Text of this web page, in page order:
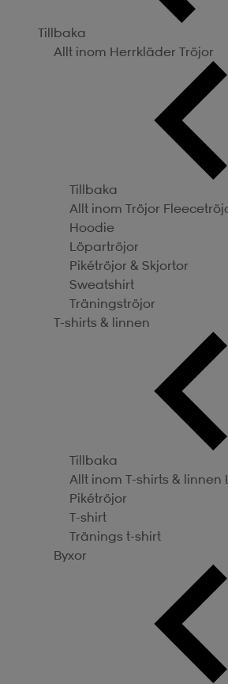
Tillbaka
Allt inom Herrkläder Tröjor
Tillbaka
Allt inom Tröjor
Hoodie
Löpartröjor
Pikétröjor & Skjortor
Sweatshirt
Träningströjor
T-shirts & linnen
Tillbaka
Allt inom T-shirts & linnen
Pikétröjor
T-shirt
Tränings t-shirt
Byxor